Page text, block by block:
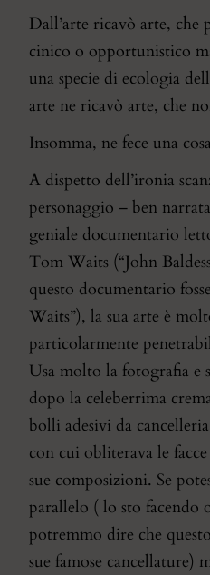
Dall’arte ricavò arte, che
cinico o opportunistico
una specie di ecologia
arte ne ricavò arte, che
Insomma, ne fece una
A dispetto dell’ironia
personaggio – ben
geniale documentario
Tom Waits (“John
questo documentario
Waits”), la sua arte è
particolarmente
Usa molto la fotografia e
dopo la celeberrima
bolli adesivi da
con cui obliterava le
sue composizioni. Se
parallelo ( lo sto facendo
potremmo dire che
sue famose cancellature)